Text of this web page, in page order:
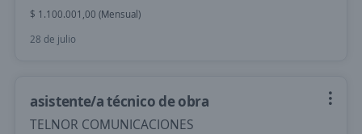
$ 1.100.001,00 (Mensual)
28 de julio
asistente/a técnico de obra
TELNOR COMUNICACIONES